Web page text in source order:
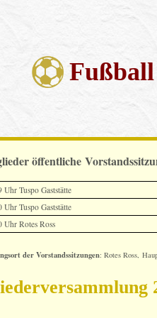
öffentliche
Tuspo Gaststätte
Tuspo Gaststätte
Uhr Rotes Ross
der Vorstandssitzungen: Rotes Ross,